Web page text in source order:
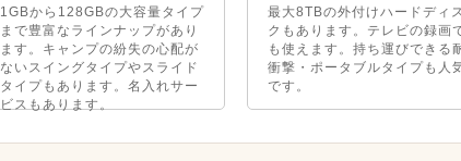
1GBから128GBの大容量タイプ
まで豊富なラインナップがあり
ます。キャンプの紛失の心配が
ないスイングタイプやスライド
タイプもあります。名入れサー
ビスもあります。
最大8TBの外付けハードディス
クもあります。テレビの録画
も使えます。持ち運びできる
衝撃・ポータブルタイプも人
です。